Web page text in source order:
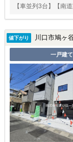
【車並列3台】【南
値下がり 川口市鳩ヶ
一戸建て